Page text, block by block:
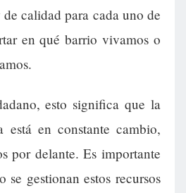
calidad para cada uno de
en qué barrio vivamos o
esto significa que la
está en constante cambio,
por delante. Es importante
se gestionan estos recursos